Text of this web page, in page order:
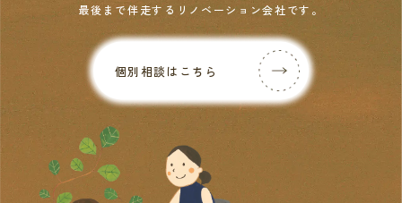
最後まで伴走するリノベーション会社です。
個別相談はこちら